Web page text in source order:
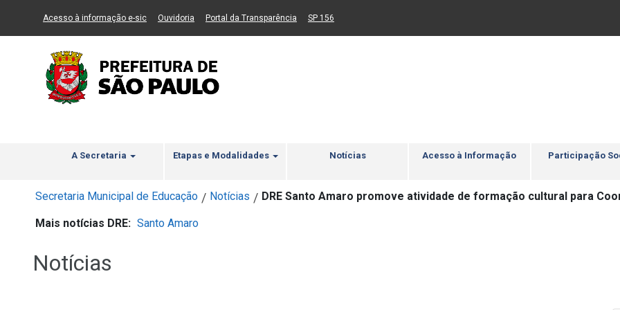
Ir ao Conteúdo Ir para menu principal 2 Ir para busca Ir para rodapé
Acesso à informação e-sic(Link para um novo sítio)
Ouvidoria (Link para um novo sítio)
Portal da Transparência (Link para um novo sítio)
SP 156
A Secretaria Etapas e Modalidades Notícias Acesso à Informação Participação
Secretaria Municipal de Educação / Notícias / DRE Santo Amaro promove atividade de formação cultural para
Mais notícias DRE: Santo Amaro
Notícias